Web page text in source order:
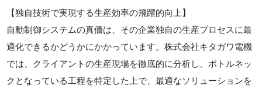
【独自技術で実現する生産効率の飛躍的向上】
自動制御システムの真価は、その企業独自の生産プロセスに最
適化できるかどうかにかかっています。株式会社キタガワ電機
では、クライアントの生産現場を徹底的に分析し、ボトルネッ
クとなっている工程を特定した上で、最適なソリューションを